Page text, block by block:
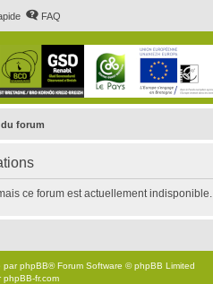
FAQ
forum
ce forum est actuellement indisponible.
parphpBB® Forum Software © phpBB Limited
phpBB-fr.com